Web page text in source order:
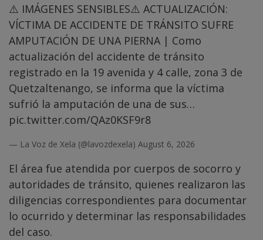
⚠️ IMÁGENES SENSIBLES⚠️ ACTUALIZACIÓN:
VÍCTIMA DE ACCIDENTE DE TRÁNSITO SUFRE
AMPUTACIÓN DE UNA PIERNA | Como
actualización del accidente de tránsito
registrado en la 19 avenida y 4 calle, zona 3 de
Quetzaltenango, se informa que la víctima
sufrió la amputación de una de sus…
pic.twitter.com/QAz0KSF9r8
— La Voz de Xela (@lavozdexela) August 6, 2026
El área fue atendida por cuerpos de socorro y
autoridades de tránsito, quienes realizaron las
diligencias correspondientes para documentar
lo ocurrido y determinar las responsabilidades
del caso.